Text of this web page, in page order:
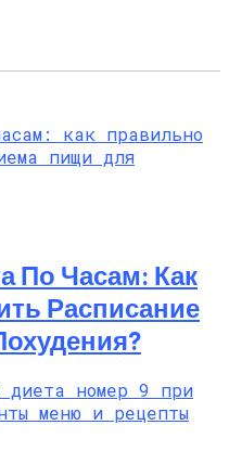
По Часам: Как
Расписание